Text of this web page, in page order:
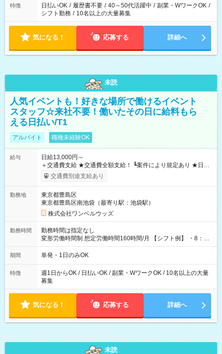
特徴 日払いOK / 履歴書不要 / 40～50代活躍中 / 副業・WワークOK /
シフト勤務 / 10名以上の大量募集
気になる！ 応募する 詳細へ
未読
人気イベントも！好きな場所で働けるイベント
スタッフ☆来社不要！働いたその日に給料もら
える日払い/T1
アルバイト 職種未経験OK
給与
日給13,000円～
＋交通費支給 ★交通費全額支給！ ┗案件により規定あり ★日払
いOK！（規定あり） ┗働いたその日に現金GET♪ お仕事後はコ
ンビニATMから 日払い分を引き落とせます！ 【試用期間】試
交通費別途支給あり
勤務地
東京都豊島区
東京都豊島区南池袋（最寄り駅：池袋駅）
株式会社ワンベルウッズ
勤務時間
勤務時間は指定なし
変形労働時間制 想定労働時間160時間/月 【シフト例】 ・8：00
～21：00
期間 単発・1日のみOK
特徴
週1日からOK / 日払いOK / 副業・WワークOK / 10名以上の大量
募集
気になる！ 応募する 詳細へ
未読